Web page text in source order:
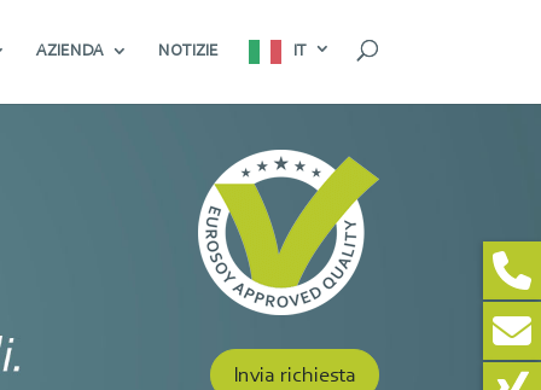
AZIENDA NOTIZIE IT
Invia richiesta